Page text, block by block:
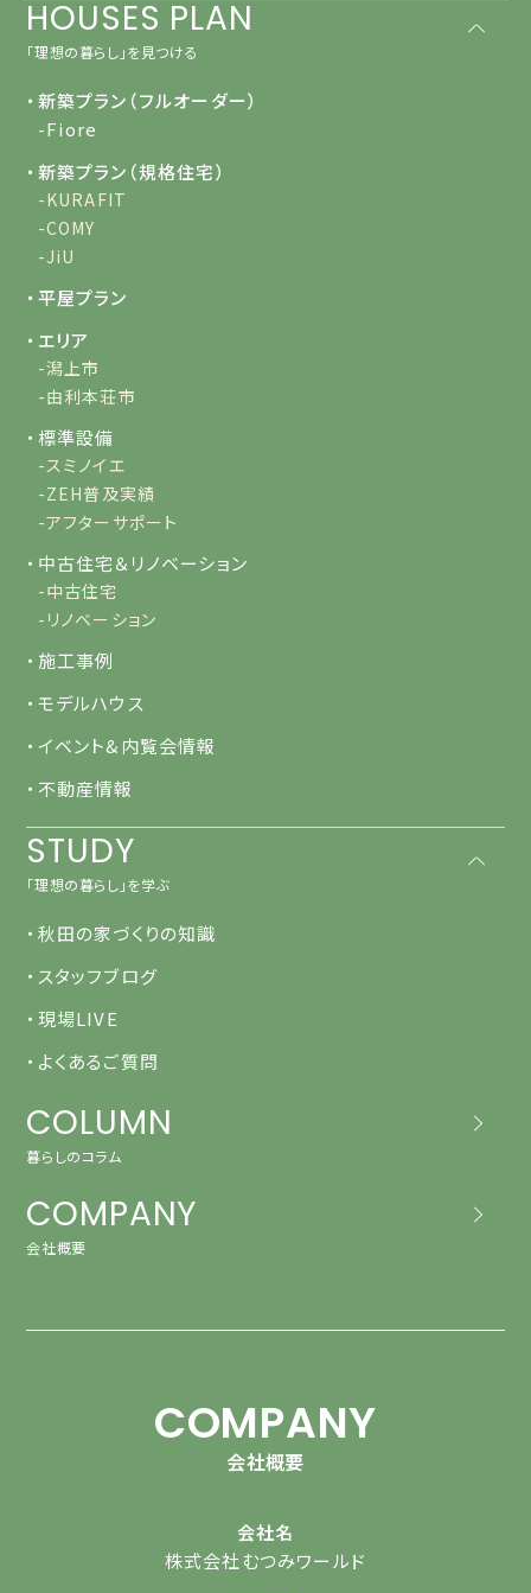
HOUSES PLAN
「理想の暮らし」を見つける
・新築プラン（フルオーダー）
-Fiore
・新築プラン（規格住宅）
-KURAFIT
-COMY
-JiU
・平屋プラン
・エリア
-潟上市
-由利本荘市
・標準設備
-スミノイエ
-ZEH普及実績
-アフターサポート
・中古住宅＆リノベーション
-中古住宅
-リノベーション
・施工事例
・モデルハウス
・イベント&内覧会情報
・不動産情報
STUDY
「理想の暮らし」を学ぶ
・秋田の家づくりの知識
・スタッフブログ
・現場LIVE
・よくあるご質問
COLUMN
暮らしのコラム
COMPANY
会社概要
COMPANY
会社概要
会社名
株式会社むつみワールド